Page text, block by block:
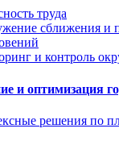
труда
сближения и
и контроль
и оптимизация
решения по